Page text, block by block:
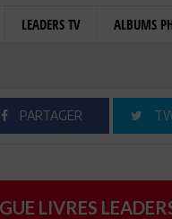
LEADERS TV ALBUMS
PARTAGER
LIVRES